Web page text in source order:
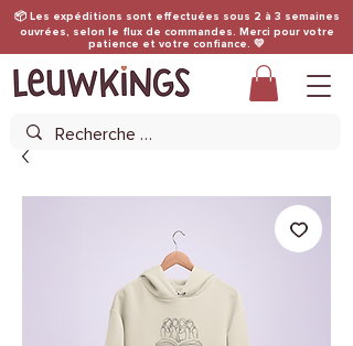
📦 Les expéditions sont effectuées sous 2 à 3 semaines
ouvrées, selon le flux de commandes. Merci pour votre
patience et votre confiance. 💛